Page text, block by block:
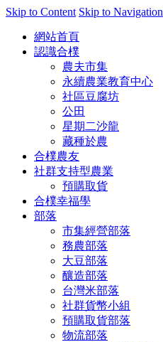
Skip to Content Skip to Navigation
網站首頁
認識合樸
農夫市集
永續農業教育中心
社區豆腐坊
公田
星期二沙龍
藏種於農
合樸農友
社群支持型農業
預購取貨
合樸幸福學
部落
市集經營部落
務農部落
大豆部落
釀造部落
台灣米部落
社群貨幣小組
預購取貨部落
物流部落